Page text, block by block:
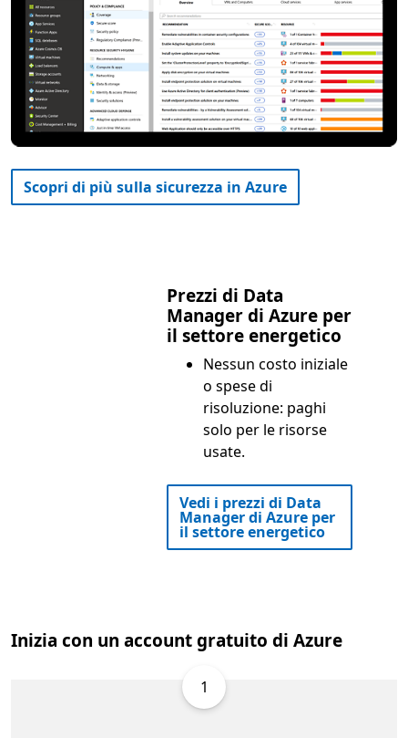
Scopri di più sulla sicurezza in Azure
Prezzi di Data
Manager di Azure per
il settore energetico
Nessun costo iniziale
o spese di
risoluzione: paghi
solo per le risorse
usate.
Vedi i prezzi di Data
Manager di Azure per
il settore energetico
Inizia con un account gratuito di Azure
1